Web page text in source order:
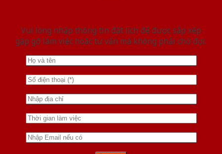
Vui lòng nhập thông tin đặt lịch để được sắp xếp
gặp gỡ làm việc hoăc tư vấn mà không phải chờ đợi.